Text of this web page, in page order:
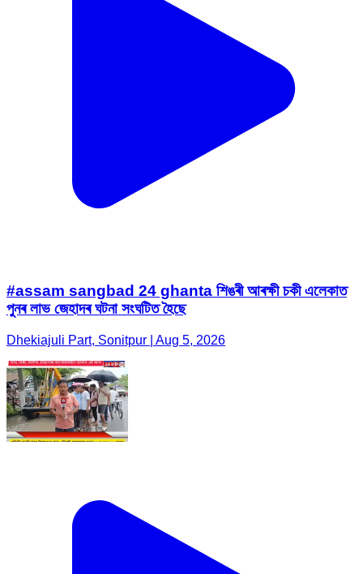
#assam sangbad 24 ghanta শিঙৰী আৰক্ষী চকী এলেকাত
পুনৰ লাভ জেহাদৰ ঘটনা সংঘটিত হৈছে
Dhekiajuli Part, Sonitpur | Aug 5, 2026